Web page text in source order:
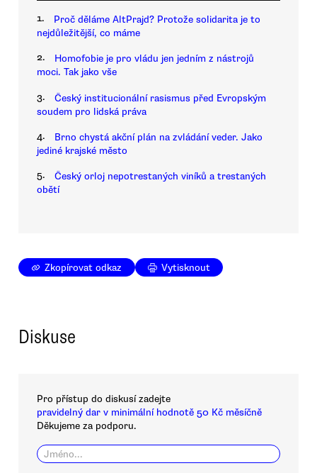
1.
Proč děláme AltPrajd? Protože solidarita je to
nejdůležitější, co máme
2.
Homofobie je pro vládu jen jedním z nástrojů
moci. Tak jako vše
3.
Český institucionální rasismus před Evropským
soudem pro lidská práva
4.
Brno chystá akční plán na zvládání veder. Jako
jediné krajské město
5.
Český orloj nepotrestaných viníků a trestaných
obětí
Zkopírovat odkaz Vytisknout
Diskuse
Pro přístup do diskusí zadejte
pravidelný dar v minimální hodnotě 50 Kč měsíčně
Děkujeme za podporu.